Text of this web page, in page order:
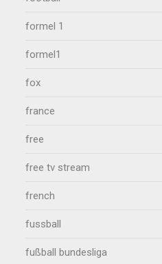
formel 1
formel1
fox
france
free
free tv stream
french
fussball
fußball bundesliga